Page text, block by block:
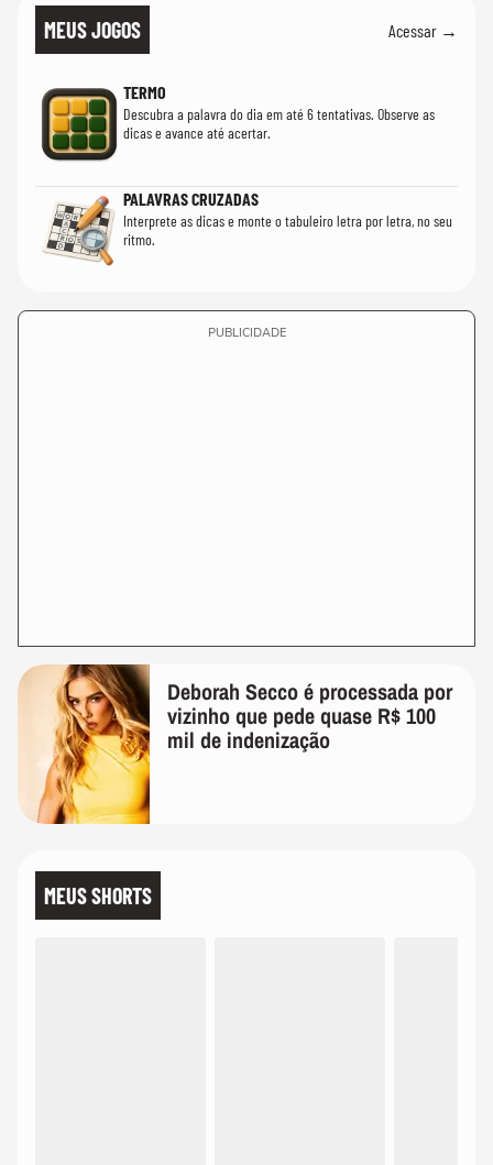
MEUS JOGOS Acessar →
TERMO
Descubra a palavra do dia em até 6 tentativas. Observe as
dicas e avance até acertar.
PALAVRAS CRUZADAS
Interprete as dicas e monte o tabuleiro letra por letra, no seu
ritmo.
PUBLICIDADE
Deborah Secco é processada por
vizinho que pede quase R$ 100
mil de indenização
MEUS SHORTS